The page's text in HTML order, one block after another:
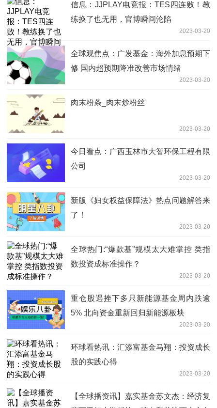
信息：JJPLAY电竞报：TES四连败！教
练换了也无用，官博瞬间沦陷
2023-03-20
全球观焦点：广发基金：海外加息预期下
修 国内超预期降准改善市场情绪
2023-03-20
肉末粉条_肉末炒粉丝
2023-03-20
今日看点：广西玉林市大智环保工程有限
公司
2023-03-20
新版《妇女权益保障法》热点问题解答来
了！
2023-03-20
全球热门:“爆款基”规模太大难掌控 类指
数投资成标准操作？
2023-03-20
重仓股遇挫下多只新能源基金周内跌逾
5% 北向资金重新回归新能源板块
2023-03-20
环球看热讯：汇添富基金马翔：投资成长
股的实践心得
2023-03-20
【全球播资讯】嘉实基金苏文杰：经济复